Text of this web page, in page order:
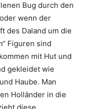
Bug durch den
wenn der
des Daland um die
Figuren sind
mit Hut und
gekleidet wie
Haube. Man
Holländer in die